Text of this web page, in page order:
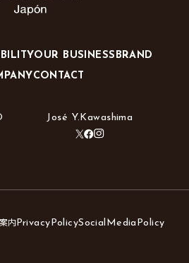
OUR BUSINESS BRAND
CONTACT
José Y.Kawashima
内PrivacyPolicySocialMediaPolicy